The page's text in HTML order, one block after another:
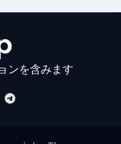
ンを含みます